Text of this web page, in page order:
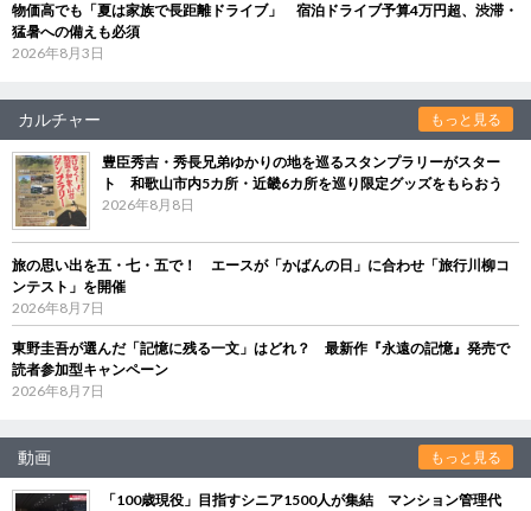
物価高でも「夏は家族で長距離ドライブ」 宿泊ドライブ予算4万円超、渋滞・
猛暑への備えも必須
2026年8月3日
カルチャー もっと見る
豊臣秀吉・秀長兄弟ゆかりの地を巡るスタンプラリーがスター
ト 和歌山市内5カ所・近畿6カ所を巡り限定グッズをもらおう
2026年8月8日
旅の思い出を五・七・五で！ エースが「かばんの日」に合わせ「旅行川柳コ
ンテスト」を開催
2026年8月7日
東野圭吾が選んだ「記憶に残る一文」はどれ？ 最新作『永遠の記憶』発売で
読者参加型キャンペーン
2026年8月7日
動画 もっと見る
「100歳現役」目指すシニア1500人が集結 マンション管理代